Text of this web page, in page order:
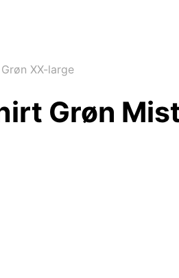
XX-large
Grøn